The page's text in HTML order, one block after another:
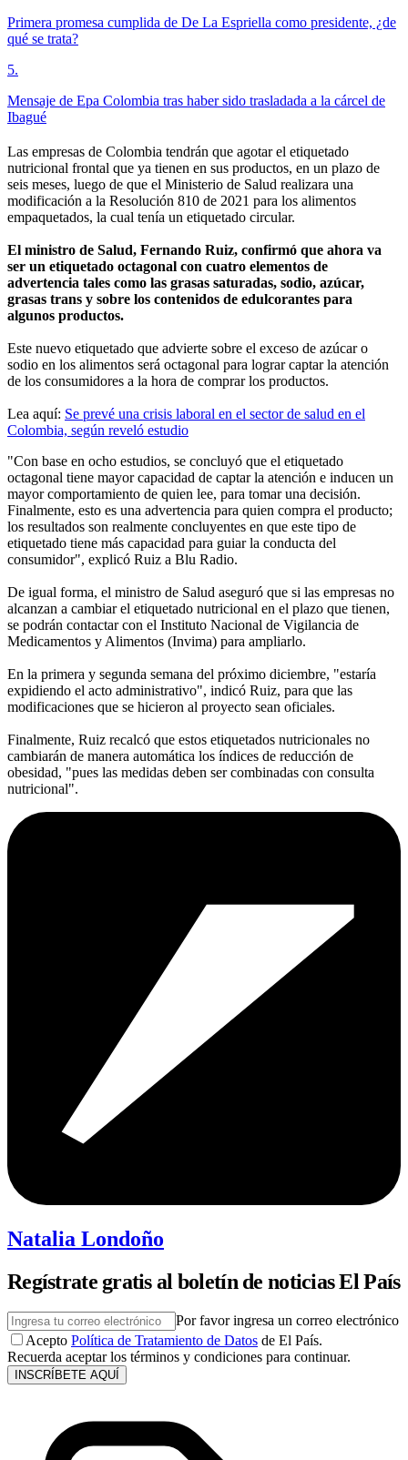
Primera promesa cumplida de De La Espriella como presidente, ¿de
qué se trata?
5.
Mensaje de Epa Colombia tras haber sido trasladada a la cárcel de
Ibagué
Las empresas de Colombia tendrán que agotar el etiquetado
nutricional frontal que ya tienen en sus productos, en un plazo de
seis meses, luego de que el Ministerio de Salud realizara una
modificación a la Resolución 810 de 2021 para los alimentos
empaquetados, la cual tenía un etiquetado circular.
El ministro de Salud, Fernando Ruiz, confirmó que ahora va
ser un etiquetado octagonal con cuatro elementos de
advertencia tales como las grasas saturadas, sodio, azúcar,
grasas trans y sobre los contenidos de edulcorantes para
algunos productos.
Este nuevo etiquetado que advierte sobre el exceso de azúcar o
sodio en los alimentos será octagonal para lograr captar la atención
de los consumidores a la hora de comprar los productos.
Lea aquí: Se prevé una crisis laboral en el sector de salud en el
Colombia, según reveló estudio
"Con base en ocho estudios, se concluyó que el etiquetado
octagonal tiene mayor capacidad de captar la atención e inducen un
mayor comportamiento de quien lee, para tomar una decisión.
Finalmente, esto es una advertencia para quien compra el producto;
los resultados son realmente concluyentes en que este tipo de
etiquetado tiene más capacidad para guiar la conducta del
consumidor", explicó Ruiz a Blu Radio.
De igual forma, el ministro de Salud aseguró que si las empresas no
alcanzan a cambiar el etiquetado nutricional en el plazo que tienen,
se podrán contactar con el Instituto Nacional de Vigilancia de
Medicamentos y Alimentos (Invima) para ampliarlo.
En la primera y segunda semana del próximo diciembre, "estaría
expidiendo el acto administrativo", indicó Ruiz, para que las
modificaciones que se hicieron al proyecto sean oficiales.
Finalmente, Ruiz recalcó que estos etiquetados nutricionales no
cambiarán de manera automática los índices de reducción de
obesidad, "pues las medidas deben ser combinadas con consulta
nutricional".
Natalia Londoño
Regístrate gratis al boletín de noticias El País
Por favor ingresa un correo electrónico
Acepto Política de Tratamiento de Datos de El País.
Recuerda aceptar los términos y condiciones para continuar.
INSCRÍBETE AQUÍ